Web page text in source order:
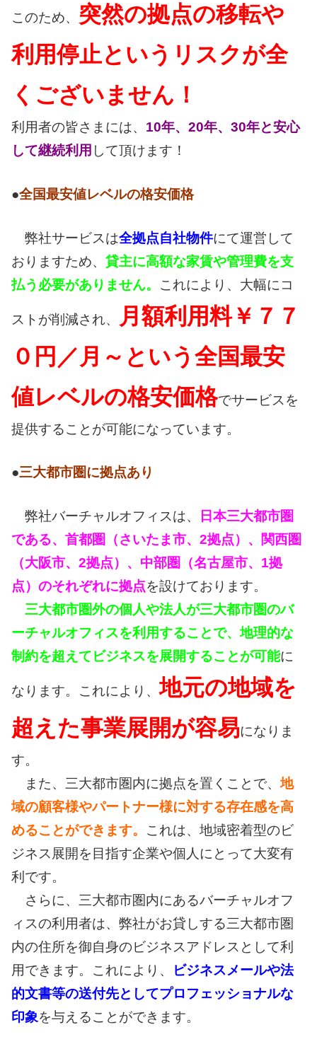
このため、 突然の拠点の移転や
利用停止というリスクが全
くございません！
利用者の皆さまには、 10年、20年、30年と安心
して継続利用 して頂けます！
●全国最安値レベルの格安価格
弊社サービスは全拠点自社物件にて運営して
おりますため、 貸主に高額な家賃や管理費を支
払う必要がありません。 これにより、大幅にコ
ストが削減され、
月額利用料￥７７
０円／月～という全国最安
値レベルの格安価格でサービスを
提供することが可能になっています。
●三大都市圏に拠点あり
弊社バーチャルオフィスは、
日本三大都市圏
である、首都圏（さいたま市、2拠点）、関西圏
（大阪市、2拠点）、中部圏（名古屋市、1拠
点）のそれぞれに拠点を設けております。
三大都市圏外の個人や法人が三大都市圏のバ
ーチャルオフィスを利用することで、地理的な
制約を超えてビジネスを展開することが可能に
なります。これにより、地元の地域を
超えた事業展開が容易になりま
す。
また、三大都市圏内に拠点を置くことで、地
域の顧客様やパートナー様に対する存在感を高
めることができます。 これは、地域密着型のビ
ジネス展開を目指す企業や個人にとって大変有
利です。
さらに、三大都市圏内にあるバーチャルオフ
ィスの利用者は、弊社がお貸しする三大都市圏
内の住所を御自身のビジネスアドレスとして利
用できます。これにより、
ビジネスメールや法
的文書等の送付先としてプロフェッショナルな
印象を与えることができます。